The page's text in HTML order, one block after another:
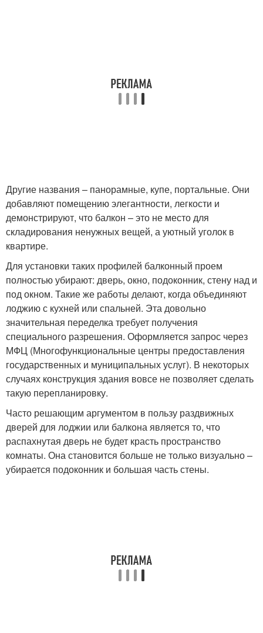
Другие названия – панорамные, купе, портальные. Они
добавляют помещению элегантности, легкости и
демонстрируют, что балкон – это не место для
складирования ненужных вещей, а уютный уголок в
квартире.
Для установки таких профилей балконный проем
полностью убирают: дверь, окно, подоконник, стену над и
под окном. Такие же работы делают, когда объединяют
лоджию с кухней или спальней. Эта довольно
значительная переделка требует получения
специального разрешения. Оформляется запрос через
МФЦ (Многофункциональные центры предоставления
государственных и муниципальных услуг). В некоторых
случаях конструкция здания вовсе не позволяет сделать
такую перепланировку.
Часто решающим аргументом в пользу раздвижных
дверей для лоджии или балкона является то, что
распахнутая дверь не будет красть пространство
комнаты. Она становится больше не только визуально –
убирается подоконник и большая часть стены.